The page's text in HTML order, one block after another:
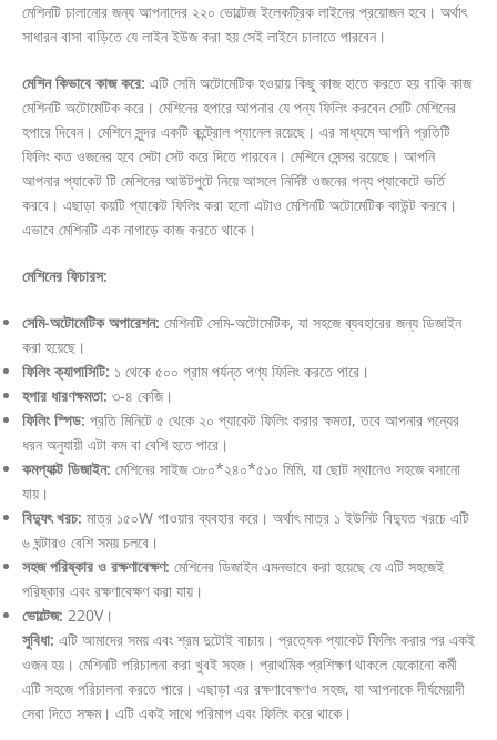
মেশিনটি চালানোর জন্য আপনাদের ২২০ ভোল্টেজ ইলেকট্রিক লাইনের প্রয়োজন হবে। অর্থাৎ
সাধারন বাসা বাড়িতে যে লাইন ইউজ করা হয় সেই লাইনে চালাতে পারবেন।
মেশিন কিভাবে কাজ করে: এটি সেমি অটোমেটিক হওয়ায় কিছু কাজ হাতে করতে হয় বাকি কাজ
মেশিনটি অটোমেটিক করে। মেশিনের হপারে আপনার যে পন্য ফিলিং করবেন সেটি মেশিনের
হপারে দিবেন। মেশিনে সুন্দর একটি কন্ট্রোল প্যানেল রয়েছে। এর মাধ্যমে আপনি প্রতিটি
ফিলিং কত ওজনের হবে সেটা সেট করে দিতে পারবেন। মেশিনে সেন্সর রয়েছে। আপনি
আপনার প্যাকেট টি মেশিনের আউটপুটে নিয়ে আসলে নির্দিষ্ট ওজনের পন্য প্যাকেটে ভর্তি
করবে। এছাড়া কয়টি প্যাকেট ফিলিং করা হলো এটাও মেশিনটি অটোমেটিক কাউন্ট করবে।
এভাবে মেশিনটি এক নাগাড়ে কাজ করতে থাকে।
মেশিনের ফিচারস:
সেমি-অটোমেটিক অপারেশন: মেশিনটি সেমি-অটোমেটিক, যা সহজে ব্যবহারের জন্য ডিজাইন
করা হয়েছে।
ফিলিং ক্যাপাসিটি: ১ থেকে ৫০০ গ্রাম পর্যন্ত পণ্য ফিলিং করতে পারে।
হপার ধারণক্ষমতা: ৩-৪ কেজি।
ফিলিং স্পিড: প্রতি মিনিটে ৫ থেকে ২০ প্যাকেট ফিলিং করার ক্ষমতা, তবে আপনার পন্যের
ধরন অনুযায়ী এটা কম বা বেশি হতে পারে।
কমপ্যাক্ট ডিজাইন: মেশিনের সাইজ ৩৮০*২৪০*৫১০ মিমি, যা ছোট স্থানেও সহজে বসানো
যায়।
বিদ্যুৎ খরচ: মাত্র ১৫০W পাওয়ার ব্যবহার করে। অর্থাৎ মাত্র ১ ইউনিট বিদ্যুত খরচে এটি
৬ ঘন্টারও বেশি সময় চলবে।
সহজ পরিষ্কার ও রক্ষণাবেক্ষণ: মেশিনের ডিজাইন এমনভাবে করা হয়েছে যে এটি সহজেই
পরিষ্কার এবং রক্ষণাবেক্ষণ করা যায়।
ভোল্টেজ: 220V।
সুবিধা: এটি আমাদের সময় এবং শ্রম দুটোই বাচায়। প্রত্যেক প্যাকেট ফিলিং করার পর একই
ওজন হয়। মেশিনটি পরিচালনা করা খুবই সহজ। প্রাথমিক প্রশিক্ষণ থাকলে যেকোনো কর্মী
এটি সহজে পরিচালনা করতে পারে। এছাড়া এর রক্ষণাবেক্ষণও সহজ, যা আপনাকে দীর্ঘমেয়াদী
সেবা দিতে সক্ষম। এটি একই সাথে পরিমাপ এবং ফিলিং করে থাকে।